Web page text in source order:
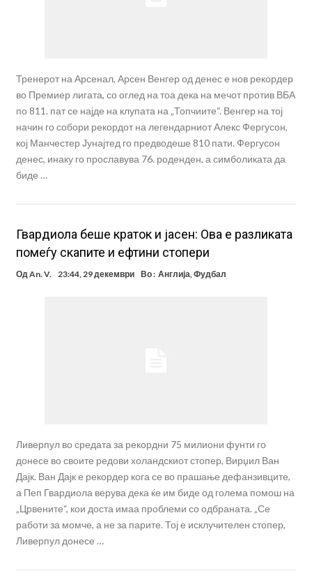
Тренерот на Арсенал, Арсен Венгер од денес е нов рекордер
во Премиер лигата, со оглед на тоа дека на мечот против ВБА
по 811. пат се најде на клупата на „Топчиите“. Венгер на тој
начин го собори рекордот на легендарниот Алекс Фергусон,
кој Манчестер Јунајтед го предводеше 810 пати. Фергусон
денес, инаку го прославува 76. роденден, а симболиката да
биде …
Гвардиола беше краток и јасен: Ова е разликата
помеѓу скапите и ефтини стопери
ОдAn. V. 23:44, 29 декември Во : Англија,Фудбал
Ливерпул во средата за рекордни 75 милиони фунти го
донесе во своите редови холандскиот стопер, Вирџил Ван
Дајк. Ван Дајк е рекордер кога се во прашање дефанзивците,
а Пеп Гвардиола верува дека ќе им биде од голема помош на
„Црвените“, кои доста имаа проблеми со одбраната. „Се
работи за момче, а не за парите. Тој е исклучителен стопер,
Ливерпул донесе …